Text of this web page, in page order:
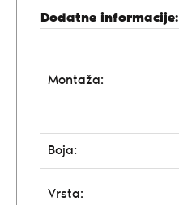
Dodatne informacije:
Montaža:
Boja:
Vrsta: